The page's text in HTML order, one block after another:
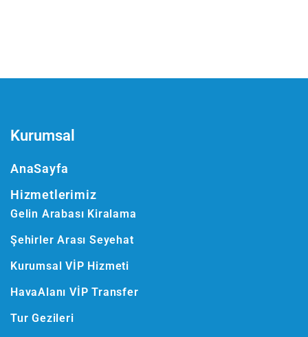
Kurumsal
AnaSayfa
Hizmetlerimiz
Gelin Arabası Kiralama
Şehirler Arası Seyehat
Kurumsal VİP Hizmeti
HavaAlanı VİP Transfer
Tur Gezileri